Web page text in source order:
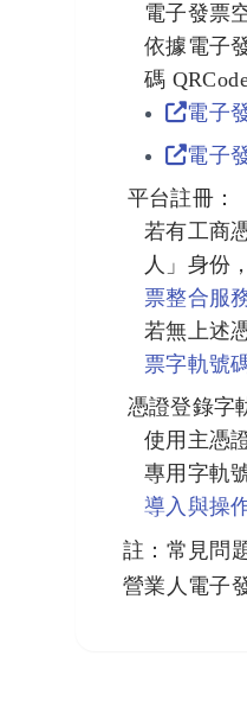
電子發票
依據電子
碼
電子
電子
平台註冊：
若有工商
人」身份
票整合服
若無上述
票字軌號
憑證登錄字
使用主憑
專用字軌
導入與操
註：常見問
營業人電子